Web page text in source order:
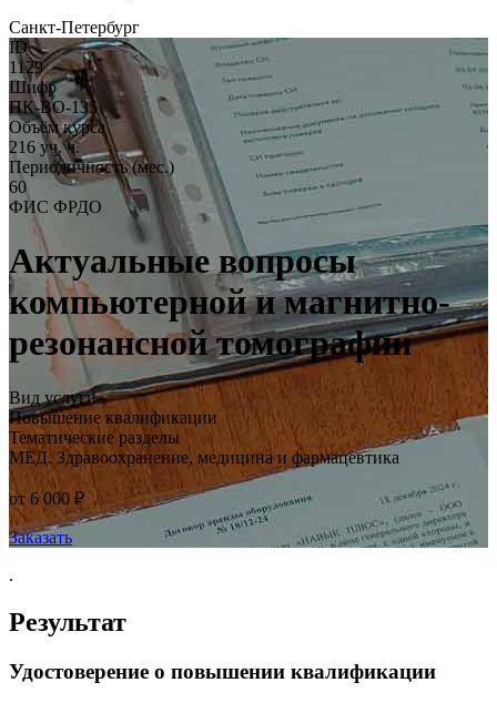
Санкт-Петербург
ID
1129
Шифр
ПК-ВО-135
Объём курса
216 уч. ч.
Периодичность (мес.)
60
ФИС ФРДО
Актуальные вопросы
компьютерной и магнитно-
резонансной томографии
Вид услуги
Повышение квалификации
Тематические разделы
МЕД. Здравоохранение, медицина и фармацевтика
от 6 000 ₽
Заказать
.
Результат
Удостоверение о повышении квалификации